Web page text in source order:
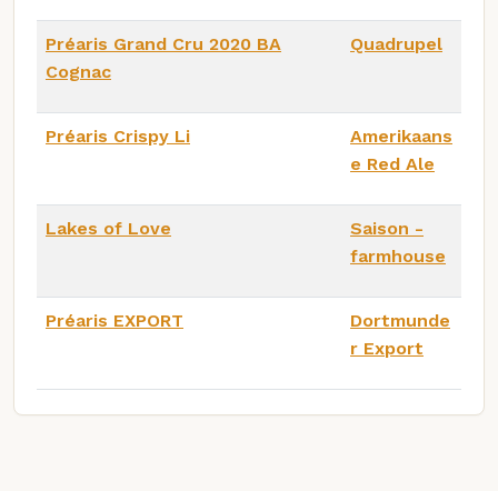
Préaris Grand Cru 2020 BA
Cognac
Quadrupel
Préaris Crispy Li
Amerikaans
e Red Ale
Lakes of Love
Saison -
farmhouse
Préaris EXPORT
Dortmunde
r Export